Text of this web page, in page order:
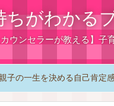
ちがわかる
ウンセラーが教える】
子の一生を決める自己肯定